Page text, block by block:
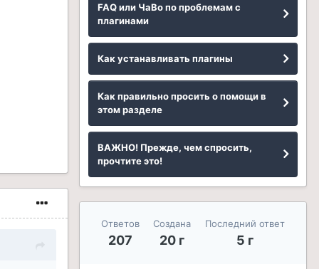
FAQ или ЧаВо по проблемам с
плагинами
Как устанавливать плагины
Как правильно просить о помощи в
этом разделе
ВАЖНО! Прежде, чем спросить,
прочтите это!
Ответов
207
Создана
20 г
Последний ответ
5 г